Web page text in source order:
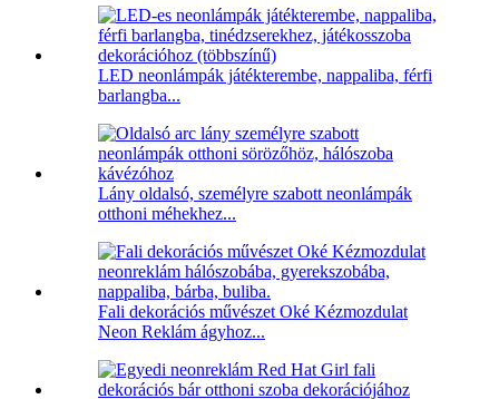
LED neonlámpák játékterembe, nappaliba, férfi
barlangba...
Lány oldalsó, személyre szabott neonlámpák
otthoni méhekhez...
Fali dekorációs művészet Oké Kézmozdulat
Neon Reklám ágyhoz...